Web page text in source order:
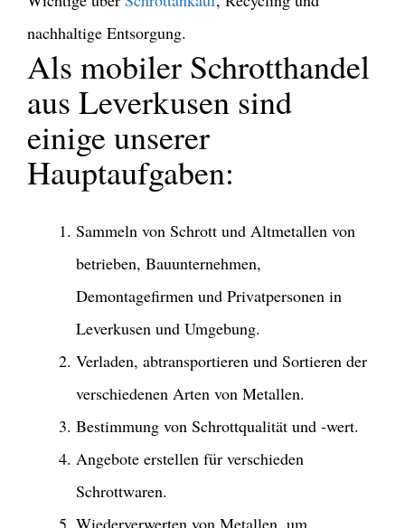
nachhaltige Entsorgung.
Als mobiler Schrotthandel
aus Leverkusen sind
einige unserer
Hauptaufgaben:
Sammeln von Schrott und Altmetallen von
betrieben, Bauunternehmen,
Demontagefirmen und Privatpersonen in
Leverkusen und Umgebung.
Verladen, abtransportieren und Sortieren der
verschiedenen Arten von Metallen.
Bestimmung von Schrottqualität und -wert.
Angebote erstellen für verschieden
Schrottwaren.